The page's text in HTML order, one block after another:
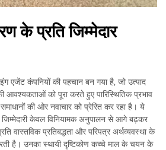
के प्रति जिम्मेदार
एजेंट कंपनियों की पहचान बन गया है, जो उत्पाद
आवश्यकताओं को पूरा करते हुए पारिस्थितिक प्रभाव
की ओर नवाचार को प्रेरित कर रहा है। ये
जिम्मेदारी केवल विनियामक अनुपालन से आगे बढ़कर
वास्तविक प्रतिबद्धता और परिपत्र अर्थव्यवस्था के
है। उनका स्थायी दृष्टिकोण कच्चे माल के चयन के